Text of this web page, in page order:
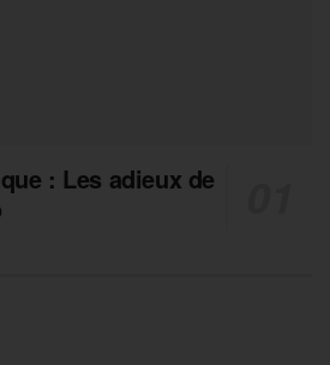
: Les adieux de